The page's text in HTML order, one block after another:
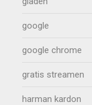
google
google chrome
gratis streamen
harman kardon